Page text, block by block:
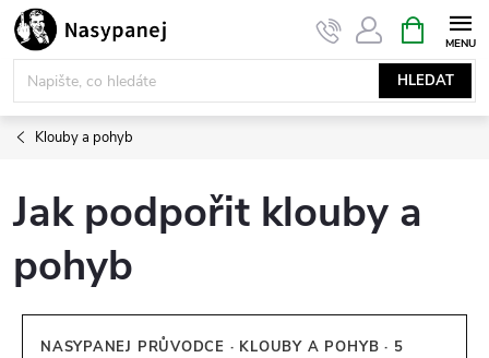
Přejít
na
obsah
HLEDAT
NÁKUPNÍ
KOŠÍK
Klouby a pohyb
Jak podpořit klouby a
pohyb
NASYPANEJ PRŮVODCE · KLOUBY A POHYB · 5